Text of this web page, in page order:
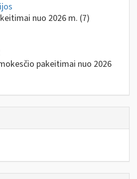
nuo 2026 m. (7)
pakeitimai nuo 2026